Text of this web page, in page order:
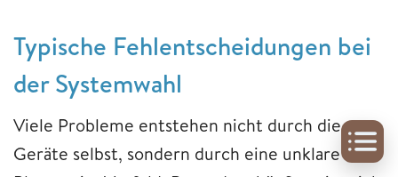
Typische Fehlentscheidungen bei
der Systemwahl
Viele Probleme entstehen nicht durch die
Geräte selbst, sondern durch eine unklare